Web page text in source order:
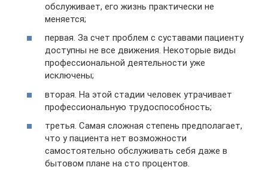
обслуживает, его жизнь практически не
меняется;
первая. За счет проблем с суставами пациенту
доступны не все движения. Некоторые виды
профессиональной деятельности уже
исключены;
вторая. На этой стадии человек утрачивает
профессиональную трудоспособность;
третья. Самая сложная степень предполагает,
что у пациента нет возможности
самостоятельно обслуживать себя даже в
бытовом плане на сто процентов.